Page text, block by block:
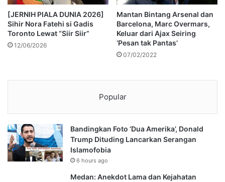
[JERNIH PIALA DUNIA 2026]
Sihir Nora Fatehi si Gadis
Toronto Lewat “Siir Siir”
12/06/2026
Mantan Bintang Arsenal dan
Barcelona, Marc Overmars,
Keluar dari Ajax Seiring
‘Pesan tak Pantas’
07/02/2022
Popular
Bandingkan Foto ‘Dua Amerika’, Donald
Trump Dituding Lancarkan Serangan
Islamofobia
6 hours ago
Medan: Anekdot Lama dan Kejahatan